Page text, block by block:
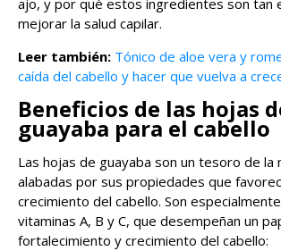
ajo, y por qué estos ingredientes son tan
mejorar la salud capilar.
Leer también: Tónico de aloe vera y
caída del cabello y hacer que vuelva a
Beneficios de las hojas
guayaba para el cabello
Las hojas de guayaba son un tesoro de la
alabadas por sus propiedades que
crecimiento del cabello. Son
vitaminas A, B y C, que desempeñan un
fortalecimiento y crecimiento del cabello: